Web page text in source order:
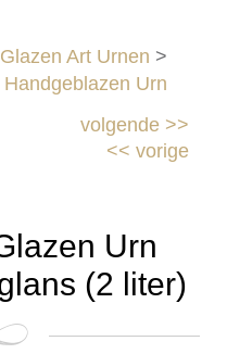
Glazen Art Urnen >
Urn
volgende>>
<< vorige
Urn
(2 liter)